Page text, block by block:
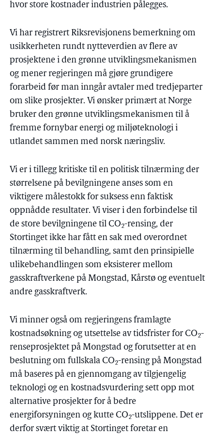
hvor store kostnader industrien pålegges.
Vi har registrert Riksrevisjonens bemerkning om
usikkerheten rundt nytteverdien av flere av
prosjektene i den grønne utviklingsmekanismen
og mener regjeringen må gjøre grundigere
forarbeid før man inngår avtaler med tredjeparter
om slike prosjekter. Vi ønsker primært at Norge
bruker den grønne utviklingsmekanismen til å
fremme fornybar energi og miljøteknologi i
utlandet sammen med norsk næringsliv.
Vi er i tillegg kritiske til en politisk tilnærming der
størrelsene på bevilgningene anses som en
viktigere målestokk for suksess enn faktisk
oppnådde resultater. Vi viser i den forbindelse til
de store bevilgningene til CO2-rensing, der
Stortinget ikke har fått en sak med overordnet
tilnærming til behandling, samt den prinsipielle
ulikebehandlingen som eksisterer mellom
gasskraftverkene på Mongstad, Kårstø og eventuelt
andre gasskraftverk.
Vi minner også om regjeringens framlagte
kostnadsøkning og utsettelse av tidsfrister for CO2-
renseprosjektet på Mongstad og forutsetter at en
beslutning om fullskala CO2-rensing på Mongstad
må baseres på en gjennomgang av tilgjengelig
teknologi og en kostnadsvurdering sett opp mot
alternative prosjekter for å bedre
energiforsyningen og kutte CO2-utslippene. Det er
derfor svært viktig at Stortinget foretar en